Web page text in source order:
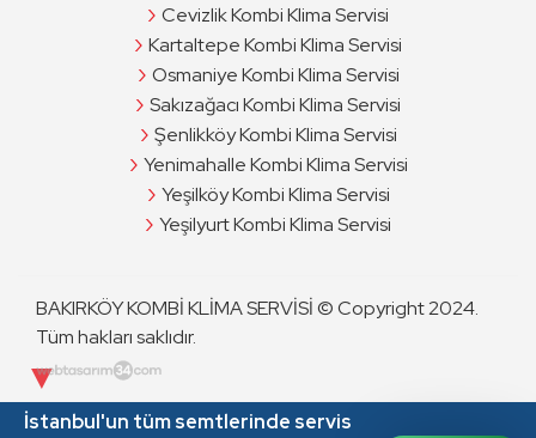
İstanbul'un tüm semtlerinde servis
Cevizlik Kombi Klima Servisi
Kartaltepe Kombi Klima Servisi
Osmaniye Kombi Klima Servisi
Sakızağacı Kombi Klima Servisi
Şenlikköy Kombi Klima Servisi
Yenimahalle Kombi Klima Servisi
Yeşilköy Kombi Klima Servisi
Yeşilyurt Kombi Klima Servisi
BAKIRKÖY KOMBİ KLİMA SERVİSİ © Copyright 2024.
Tüm hakları saklıdır.